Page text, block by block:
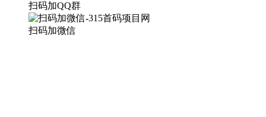
扫码加QQ群
扫码加微信